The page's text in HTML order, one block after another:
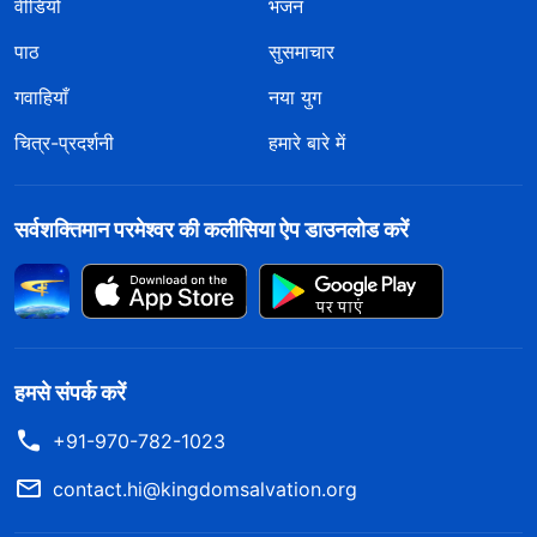
वीडियो
भजन
पाठ
सुसमाचार
गवाहियाँ
नया युग
चित्र-प्रदर्शनी
हमारे बारे में
सर्वशक्तिमान परमेश्वर की कलीसिया ऐप डाउनलोड करें
हमसे संपर्क करें
+91-970-782-1023
contact.hi@kingdomsalvation.org